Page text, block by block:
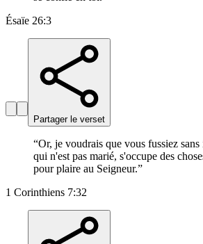
Ésaïe 26:3
Partager le verset
“Or, je voudrais que vous fussiez
qui n'est pas marié, s'occupe des
pour plaire au Seigneur.”
1 Corinthiens 7:32